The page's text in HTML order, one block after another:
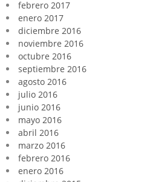
febrero 2017
enero 2017
diciembre 2016
noviembre 2016
octubre 2016
septiembre 2016
agosto 2016
julio 2016
junio 2016
mayo 2016
abril 2016
marzo 2016
febrero 2016
enero 2016